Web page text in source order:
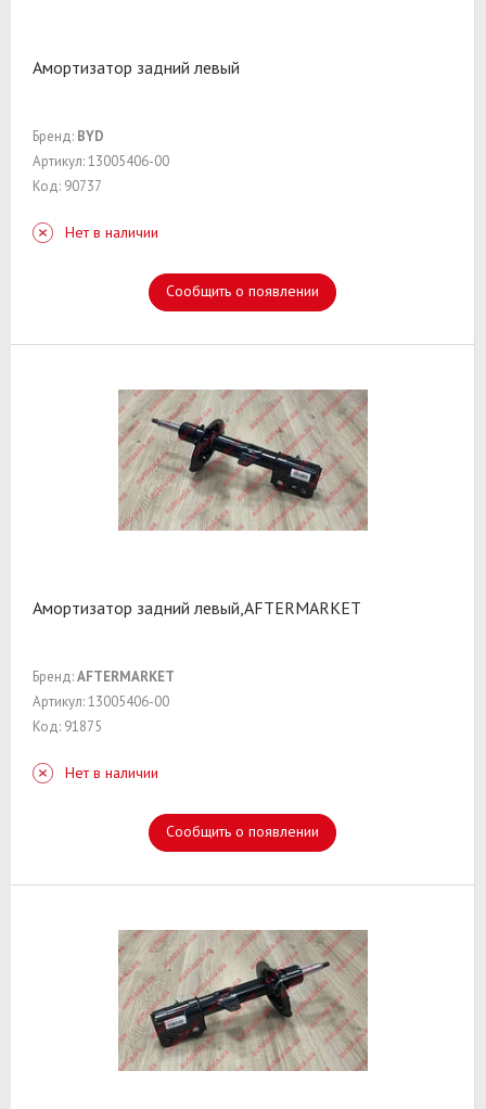
Амортизатор задний левый
Бренд: BYD
Артикул: 13005406-00
Код: 90737
Нет в наличии
Сообщить о появлении
Амортизатор задний левый,AFTERMARKET
Бренд:AFTERMARKET
Артикул: 13005406-00
Код: 91875
Нет в наличии
Сообщить о появлении